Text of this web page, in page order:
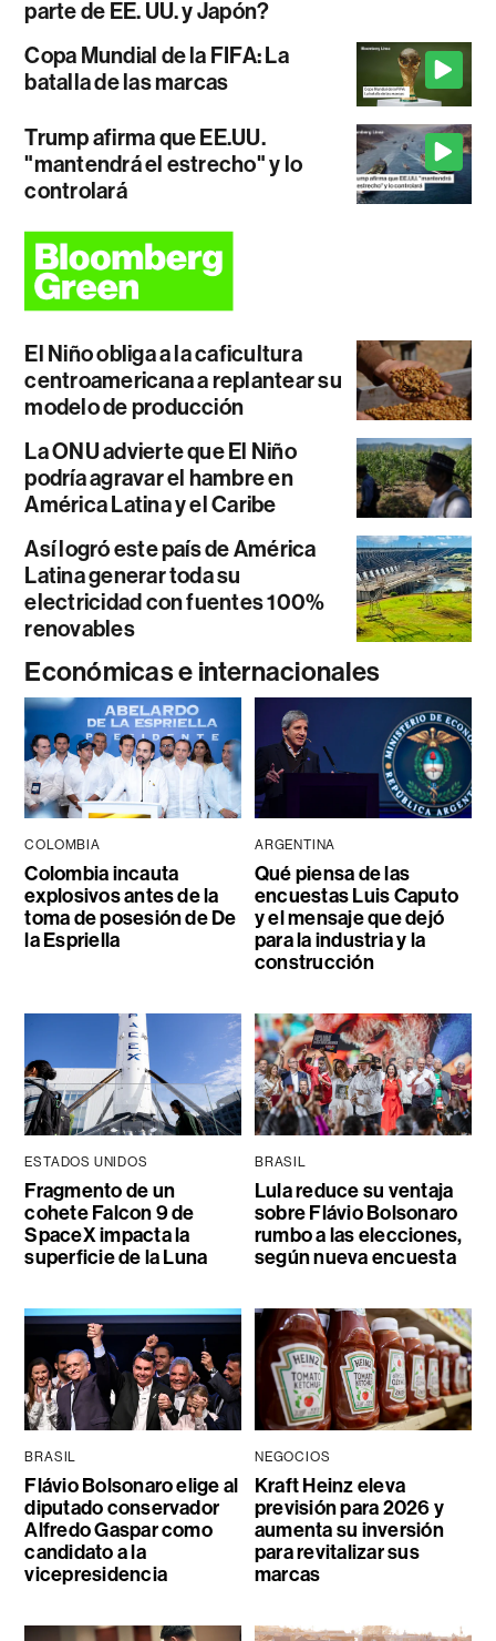
parte de EE. UU. y Japón?
Copa Mundial de la FIFA: La
batalla de las marcas
Trump afirma que EE.UU.
"mantendrá el estrecho" y lo
controlará
El Niño obliga a la caficultura
centroamericana a replantear su
modelo de producción
La ONU advierte que El Niño
podría agravar el hambre en
América Latina y el Caribe
Así logró este país de América
Latina generar toda su
electricidad con fuentes 100%
renovables
Económicas e internacionales
COLOMBIA
Colombia incauta
explosivos antes de la
toma de posesión de De
la Espriella
ARGENTINA
Qué piensa de las
encuestas Luis Caputo
y el mensaje que dejó
para la industria y la
construcción
ESTADOS UNIDOS
Fragmento de un
cohete Falcon 9 de
SpaceX impacta la
superficie de la Luna
BRASIL
Lula reduce su ventaja
sobre Flávio Bolsonaro
rumbo a las elecciones,
según nueva encuesta
BRASIL
Flávio Bolsonaro elige al
diputado conservador
Alfredo Gaspar como
candidato a la
vicepresidencia
NEGOCIOS
Kraft Heinz eleva
previsión para 2026 y
aumenta su inversión
para revitalizar sus
marcas